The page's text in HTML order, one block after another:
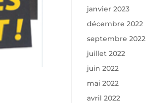
janvier 2023
décembre 2022
septembre 2022
juillet 2022
juin 2022
mai 2022
avril 2022